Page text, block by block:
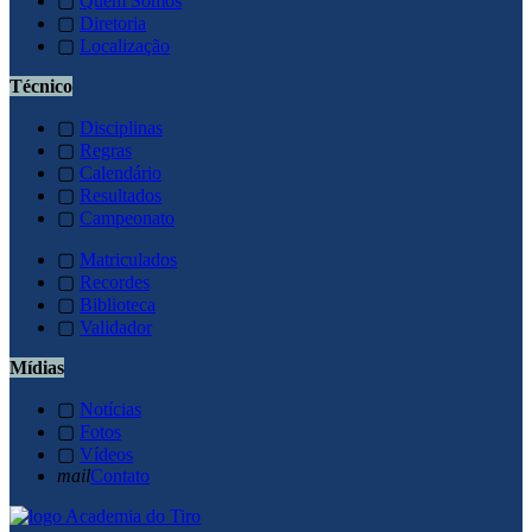
▢ Diretoria
▢ Localização
Técnico
▢ Disciplinas
▢ Regras
▢ Calendário
▢ Resultados
▢ Campeonato
▢ Matriculados
▢ Recordes
▢ Biblioteca
▢ Validador
Mídias
▢ Notícias
▢ Fotos
▢ Vídeos
mailContato